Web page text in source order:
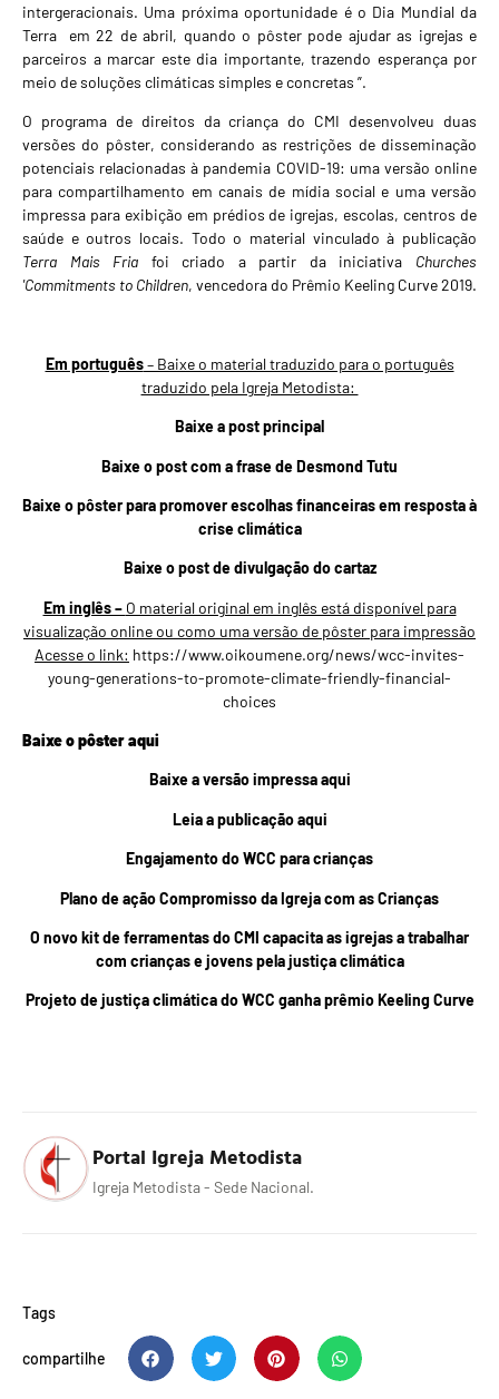
intergeracionais. Uma próxima oportunidade é o Dia Mundial da
Terra
em 22 de abril, quando o pôster pode ajudar as igrejas e
parceiros a marcar este dia importante, trazendo esperança por
meio de soluções climáticas simples e concretas ”.
O programa de direitos da criança do CMI desenvolveu duas
versões do pôster, considerando as restrições de disseminação
potenciais relacionadas à pandemia COVID-19: uma versão online
para compartilhamento em canais de mídia social e uma versão
impressa para exibição em prédios de igrejas, escolas, centros de
saúde e outros locais. Todo o material vinculado à publicação
Terra Mais Fria foi criado a partir da iniciativa Churches
'Commitments to Children, vencedora do Prêmio Keeling Curve2019.
Em português– Baixe o material traduzido para o português
traduzido pela Igreja Metodista:
Baixe a post principal
Baixe o post com a frase de Desmond Tutu
Baixe o pôster para promover escolhas financeiras em resposta à
crise climática
Baixe o post de divulgação do cartaz
Em inglês – O material original em inglês está disponível para
visualização online ou como uma versão de pôster para impressão
Acesse o link: https://www.oikoumene.org/news/wcc-invites-
young-generations-to-promote-climate-friendly-financial-
choices
Baixe o pôster aqui
Baixea versão impressa aqui
Leia a publicação aqui
Engajamento do WCC para crianças
Plano de ação Compromisso da Igreja com as Crianças
O novo kit de ferramentas do CMI capacita as igrejas a trabalhar
com crianças e jovens pela justiça climática
Projeto de justiça climática do WCC ganha prêmio Keeling Curve
Portal Igreja Metodista
Igreja Metodista - Sede Nacional.
Tags
compartilhe